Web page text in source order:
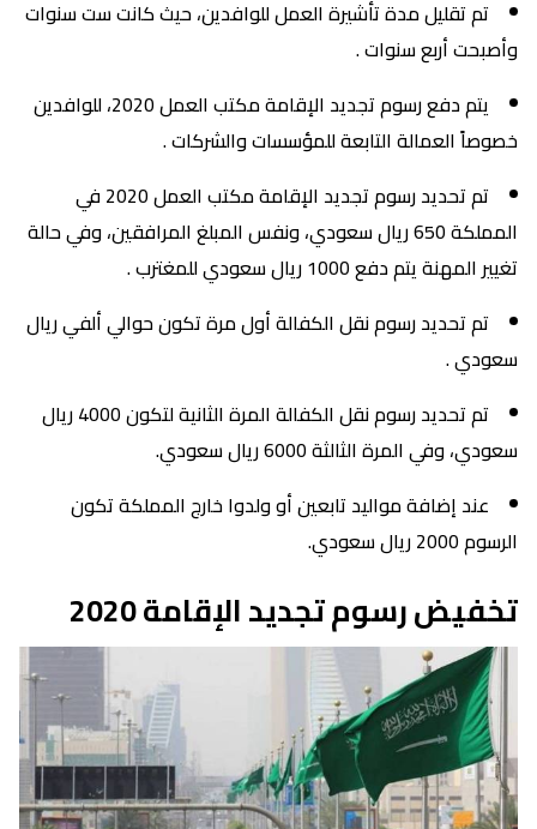
تم تقليل مدة تأشيرة العمل للوافدين، حيث كانت ست سنوات
وأصبحت أربع سنوات .
يتم دفع رسوم تجديد الإقامة مكتب العمل 2020، للوافدين
خصوصاً العمالة التابعة للمؤسسات والشركات .
تم تحديد رسوم تجديد الإقامة مكتب العمل 2020 في
المملكة 650 ريال سعودي، ونفس المبلغ المرافقين، وفي حالة
تغيير المهنة يتم دفع 1000 ريال سعودي للمغترب .
تم تحديد رسوم نقل الكفالة أول مرة تكون حوالي ألفي ريال
سعودي .
تم تحديد رسوم نقل الكفالة المرة الثانية لتكون 4000 ريال
سعودي، وفي المرة الثالثة 6000 ريال سعودي.
عند إضافة مواليد تابعين أو ولدوا خارج المملكة تكون
الرسوم 2000 ريال سعودي.
تخفيض رسوم تجديد الإقامة 2020